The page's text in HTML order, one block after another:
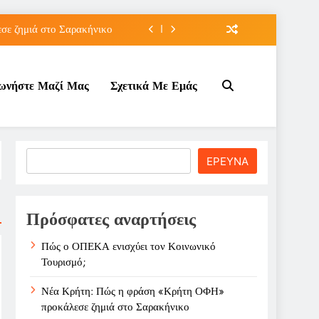
ζημιά στο Σαρακήνικο
πετρελαίου στο ;
ζημιά στο Σαρακήνικο
της για την καριέρα;
Μαζί Μας Σχετικά Με Εμάς
ΕΡΕΥΝΑ
Πρόσφατες αναρτήσεις
Πώς ο ΟΠΕΚΑ ενισχύει τον Κοινωνικό
Τουρισμό;
Νέα Κρήτη: Πώς η φράση «Κρήτη ΟΦΗ»
προκάλεσε ζημιά στο Σαρακήνικο